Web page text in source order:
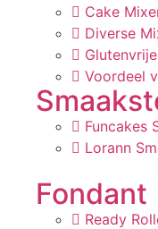
Cake
Diverse
Voordeel
Funcakes
Lorann
Fondant
Ready